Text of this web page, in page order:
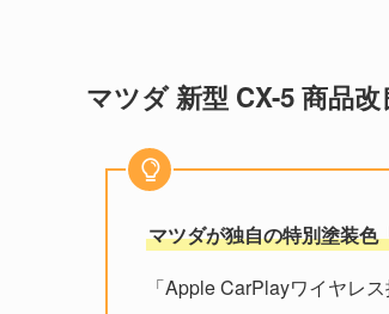
マツダ 新型 CX-5 商品
マツダが独自の特別塗装色
「Apple CarPlayワイヤレ